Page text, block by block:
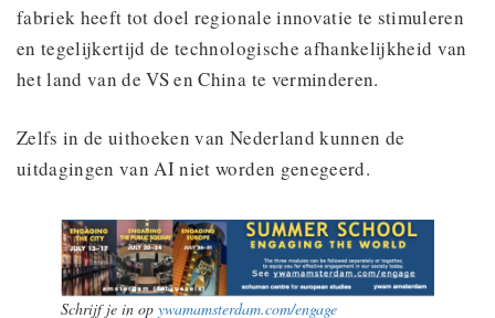
fabriek heeft tot doel regionale innovatie te stimuleren
en tegelijkertijd de technologische afhankelijkheid van
het land van de VS en China te verminderen.
Zelfs in de uithoeken van Nederland kunnen de
uitdagingen van AI niet worden genegeerd.
Schrijf je in op ywamamsterdam.com/engage